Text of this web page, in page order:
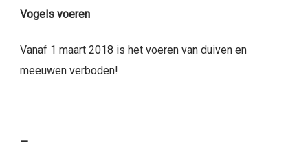
Vogels voeren
Vanaf 1 maart 2018 is het voeren van duiven en
meeuwen verboden!
—